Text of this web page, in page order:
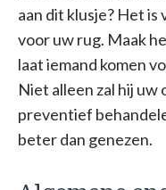
aan dit klusje? Het is
voor uw rug. Maak
laat iemand komen
Niet alleen zal hij uw
preventief
beter dan genezen.